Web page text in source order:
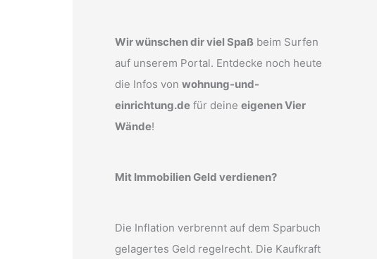
Wir wünschen dir viel Spaß beim Surfen
auf unserem Portal. Entdecke noch heute
die Infos von wohnung-und-
einrichtung.de für deine eigenen Vier
Wände!
Mit Immobilien Geld verdienen?
Die Inflation verbrennt auf dem Sparbuch
gelagertes Geld regelrecht. Die Kaufkraft